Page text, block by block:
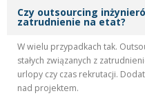
Czy outsourcing
zatrudnienie na etat?
W wielu przypadkach tak.
stałych związanych z
urlopy czy czas rekrutacji.
nad projektem.